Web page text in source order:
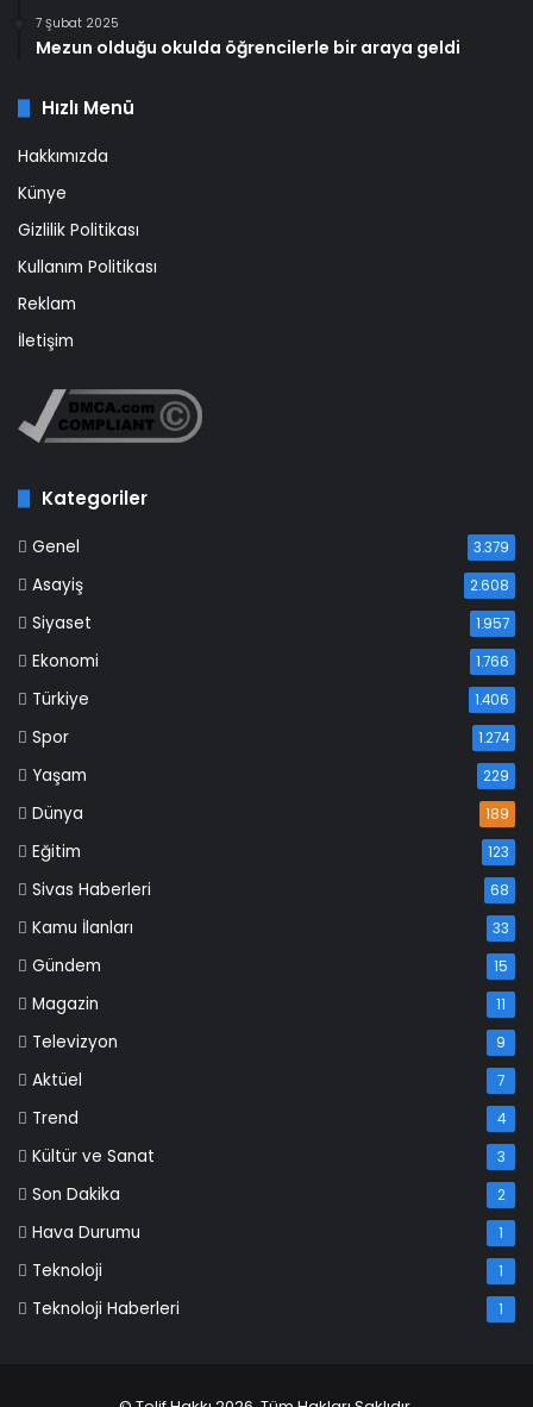
7 Şubat 2025
Mezun olduğu okulda öğrencilerle bir araya geldi
Hızlı Menü
Hakkımızda
Künye
Gizlilik Politikası
Kullanım Politikası
Reklam
İletişim
Kategoriler
Genel 3.379
Asayiş 2.608
Siyaset 1.957
Ekonomi 1.766
Türkiye 1.406
Spor 1.274
Yaşam 229
Dünya 189
Eğitim 123
Sivas Haberleri 68
Kamu İlanları 33
Gündem 15
Magazin 11
Televizyon 9
Aktüel 7
Trend 4
Kültür ve Sanat 3
Son Dakika 2
Hava Durumu 1
Teknoloji 1
Teknoloji Haberleri 1